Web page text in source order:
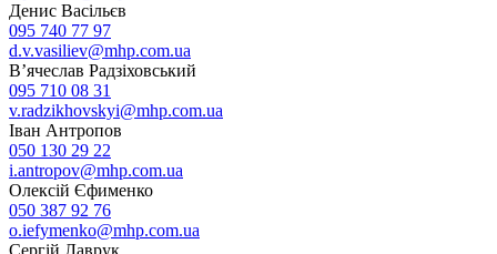
Денис Васільєв
095 740 77 97
d.v.vasiliev@mhp.com.ua
В’ячеслав Радзіховський
095 710 08 31
v.radzikhovskyi@mhp.com.ua
Іван Антропов
050 130 29 22
i.antropov@mhp.com.ua
Олексій Єфименко
050 387 92 76
o.iefymenko@mhp.com.ua
Сергій Лаврук